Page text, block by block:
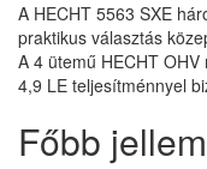
A HECHT 5563 SXE
praktikus választás
A 4 ütemű HECHT
4,9 LE teljesítménnyel
Főbb